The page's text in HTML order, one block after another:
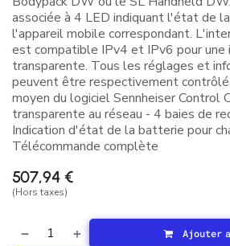
associée à 4 LED indiquant l'état de
l'appareil mobile correspondant.
est compatible IPv4 et IPv6 pour une
transparente. Tous les réglages et
peuvent être respectivement
moyen du logiciel Sennheiser Control
transparente au réseau - 4 baies de
Indication d'état de la batterie pour
Télécommande complète
507,94 €
(Hors taxes)
Ajouter